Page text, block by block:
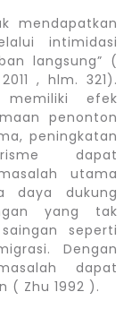
mendapatkan
intimidasi
langsung” (
, hlm. 321).
memiliki efek
penonton
peningkatan
dapat
utama
daya dukung
yang tak
seperti
Dengan
dapat
( Zhu 1992 ).